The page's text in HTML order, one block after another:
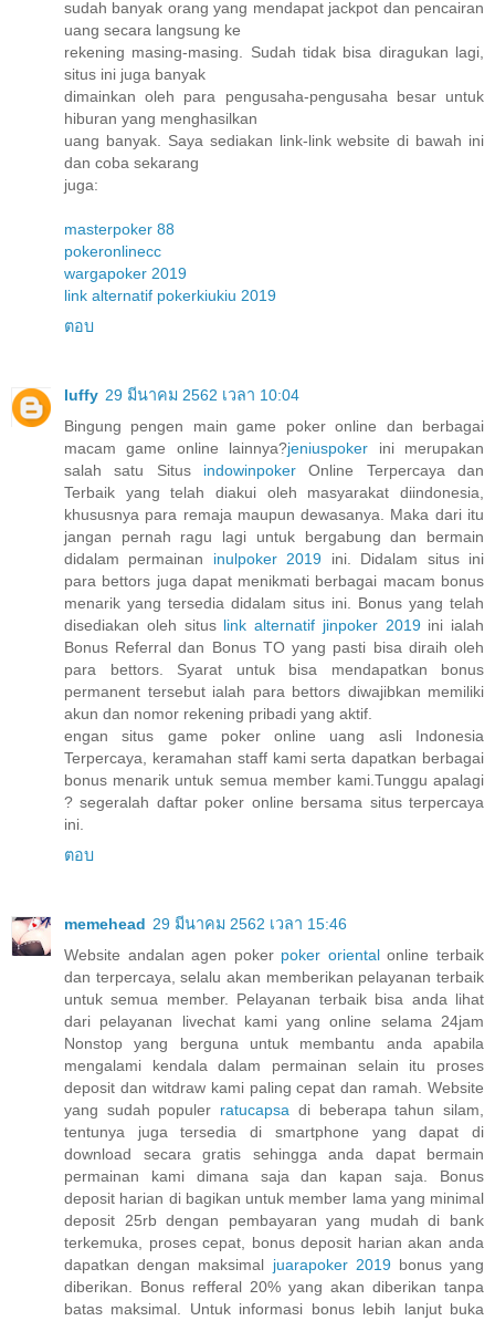
sudah banyak orang yang mendapat jackpot dan pencairan
uang secara langsung ke
rekening masing-masing. Sudah tidak bisa diragukan lagi,
situs ini juga banyak
dimainkan oleh para pengusaha-pengusaha besar untuk
hiburan yang menghasilkan
uang banyak. Saya sediakan link-link website di bawah ini
dan coba sekarang
juga:
masterpoker 88
pokeronlinecc
wargapoker 2019
link alternatif pokerkiukiu 2019
ตอบ
luffy 29 มีนาคม 2562 เวลา 10:04
Bingung pengen main game poker online dan berbagai
macam game online lainnya?jeniuspoker ini merupakan
salah satu Situs indowinpoker Online Terpercaya dan
Terbaik yang telah diakui oleh masyarakat diindonesia,
khususnya para remaja maupun dewasanya. Maka dari itu
jangan pernah ragu lagi untuk bergabung dan bermain
didalam permainan inulpoker 2019 ini. Didalam situs ini
para bettors juga dapat menikmati berbagai macam bonus
menarik yang tersedia didalam situs ini. Bonus yang telah
disediakan oleh situs link alternatif jinpoker 2019ini ialah
Bonus Referral dan Bonus TO yang pasti bisa diraih oleh
para bettors. Syarat untuk bisa mendapatkan bonus
permanent tersebut ialah para bettors diwajibkan memiliki
akun dan nomor rekening pribadi yang aktif.
engan situs game poker online uang asli Indonesia
Terpercaya, keramahan staff kami serta dapatkan berbagai
bonus menarik untuk semua member kami.Tunggu apalagi
? segeralah daftar poker online bersama situs terpercaya
ini.
ตอบ
memehead 29 มีนาคม 2562 เวลา 15:46
Website andalan agen poker poker orientalonline terbaik
dan terpercaya, selalu akan memberikan pelayanan terbaik
untuk semua member. Pelayanan terbaik bisa anda lihat
dari pelayanan livechat kami yang online selama 24jam
Nonstop yang berguna untuk membantu anda apabila
mengalami kendala dalam permainan selain itu proses
deposit dan witdraw kami paling cepat dan ramah. Website
yang sudah populer ratucapsa di beberapa tahun silam,
tentunya juga tersedia di smartphone yang dapat di
download secara gratis sehingga anda dapat bermain
permainan kami dimana saja dan kapan saja. Bonus
deposit harian di bagikan untuk member lama yang minimal
deposit 25rb dengan pembayaran yang mudah di bank
terkemuka, proses cepat, bonus deposit harian akan anda
dapatkan dengan maksimal juarapoker 2019bonus yang
diberikan. Bonus refferal 20% yang akan diberikan tanpa
batas maksimal. Untuk informasi bonus lebih lanjut buka